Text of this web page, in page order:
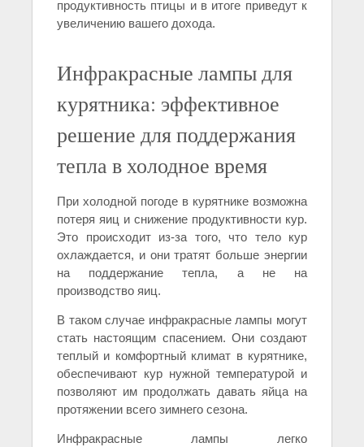
продуктивность птицы и в итоге приведут к
увеличению вашего дохода.
Инфракрасные лампы для
курятника: эффективное
решение для поддержания
тепла в холодное время
При холодной погоде в курятнике возможна
потеря яиц и снижение продуктивности кур.
Это происходит из-за того, что тело кур
охлаждается, и они тратят больше энергии
на поддержание тепла, а не на
производство яиц.
В таком случае инфракрасные лампы могут
стать настоящим спасением. Они создают
теплый и комфортный климат в курятнике,
обеспечивают кур нужной температурой и
позволяют им продолжать давать яйца на
протяжении всего зимнего сезона.
Инфракрасные лампы легко